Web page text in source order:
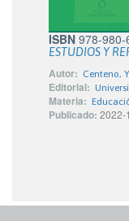
ISBN 978-980-
ESTUDIOS Y
Autor: Centeno,
Editorial:
Materia:
Publicado: 2022-